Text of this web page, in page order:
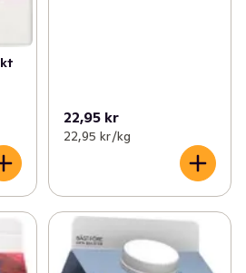
22,95 kr
22,95 kr /kg